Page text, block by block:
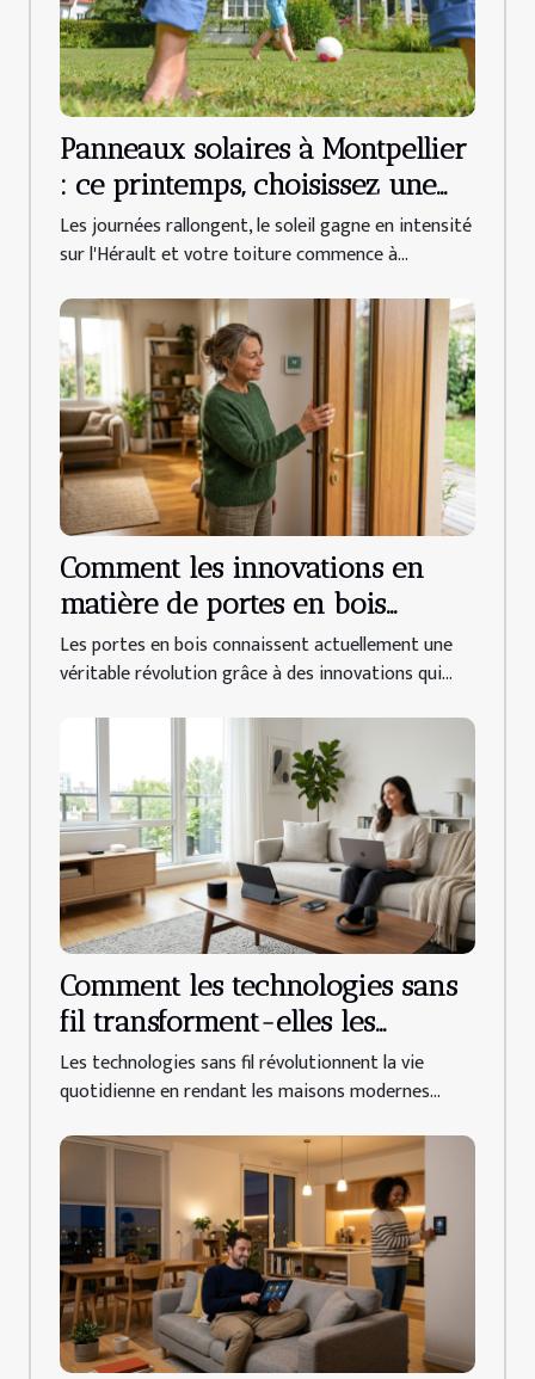
Panneaux solaires à Montpellier
: ce printemps, choisissez une
entreprise locale pour vous
lancer !
Les journées rallongent, le soleil gagne en intensité
sur l'Hérault et votre toiture commence à...
Comment les innovations en
matière de portes en bois
améliorent-elles l'efficacité
énergétique ?
Les portes en bois connaissent actuellement une
véritable révolution grâce à des innovations qui...
Comment les technologies sans
fil transforment-elles les
maisons modernes ?
Les technologies sans fil révolutionnent la vie
quotidienne en rendant les maisons modernes...